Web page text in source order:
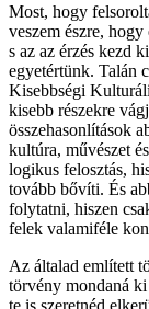
Most, hogy
veszem észre,
s az az érzés kezd
egyetértünk. Talán
Kisebbségi
kisebb részekre
összehasonlítások
kultúra, művészet
logikus felosztás,
tovább bővíti. És
folytatni, hiszen
felek valamiféle
Az általad említett
törvény mondaná
te is szeretnéd